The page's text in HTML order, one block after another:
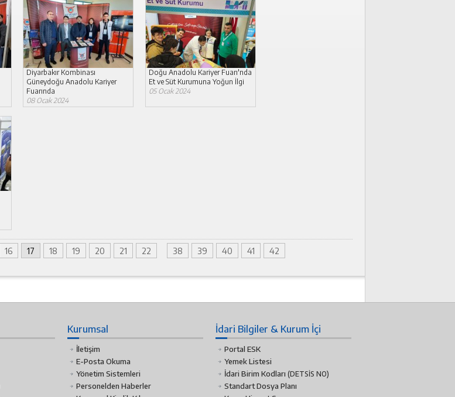
Diyarbakır Kombinası
Güneydoğu Anadolu Kariyer
Fuarında
08 Ocak 2024
Doğu Anadolu Kariyer Fuarı'nda
Et ve Süt Kurumuna Yoğun İlgi
05 Ocak 2024
16 17 18 19 20 21 22 38 39 40 41 42
Kurumsal
İletişim
E-Posta Okuma
Yönetim Sistemleri
Personelden Haberler
İdari Bilgiler & Kurum İçi
Portal ESK
Yemek Listesi
İdari Birim Kodları (DETSİS NO)
Standart Dosya Planı